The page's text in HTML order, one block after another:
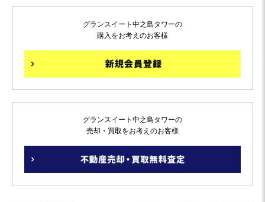
グランスイート中之島タワーの
購入をお考えのお客様
グランスイート中之島タワーの
売却・買取をお考えのお客様